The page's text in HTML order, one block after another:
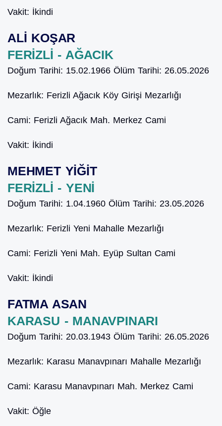
Vakit: İkindi
ALİ KOŞAR
FERİZLİ - AĞACIK
Doğum Tarihi: 15.02.1966 Ölüm Tarihi: 26.05.2026
Mezarlık: Ferizli Ağacık Köy Girişi Mezarlığı
Cami: Ferizli Ağacık Mah. Merkez Cami
Vakit: İkindi
MEHMET YİĞİT
FERİZLİ - YENİ
Doğum Tarihi: 1.04.1960 Ölüm Tarihi: 23.05.2026
Mezarlık: Ferizli Yeni Mahalle Mezarlığı
Cami: Ferizli Yeni Mah. Eyüp Sultan Cami
Vakit: İkindi
FATMA ASAN
KARASU - MANAVPINARI
Doğum Tarihi: 20.03.1943 Ölüm Tarihi: 26.05.2026
Mezarlık: Karasu Manavpınarı Mahalle Mezarlığı
Cami: Karasu Manavpınarı Mah. Merkez Cami
Vakit: Öğle